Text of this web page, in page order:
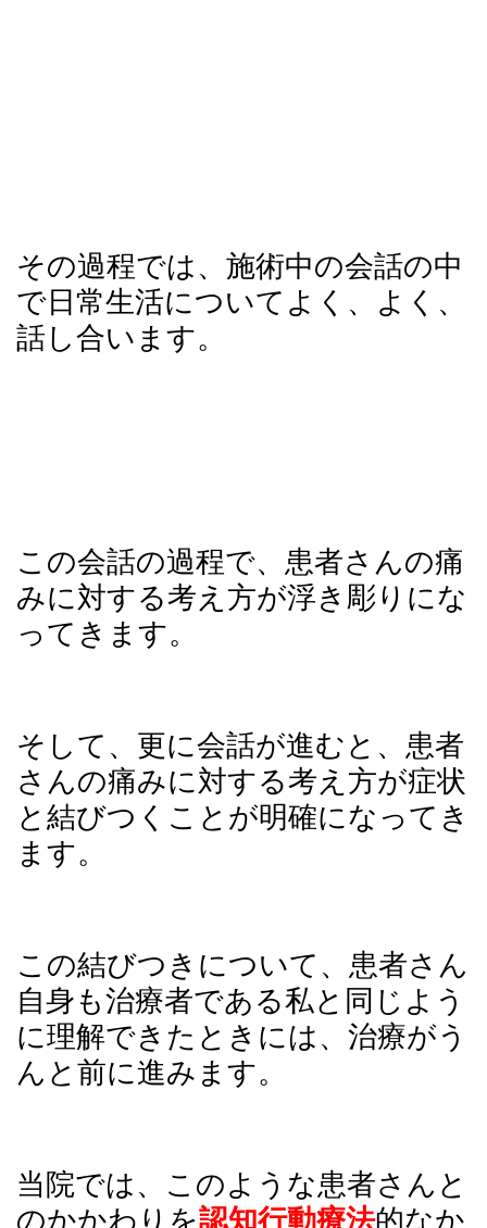
その過程では、施術中の会話の中
で日常生活についてよく、よく、
話し合います。
この会話の過程で、患者さんの痛
みに対する考え方が浮き彫りにな
ってきます。
そして、更に会話が進むと、患者
さんの痛みに対する考え方が症状
と結びつくことが明確になってき
ます。
この結びつきについて、患者さん
自身も治療者である私と同じよう
に理解できたときには、治療がう
んと前に進みます。
当院では、このような患者さんと
のかかわりを認知行動療法的なか